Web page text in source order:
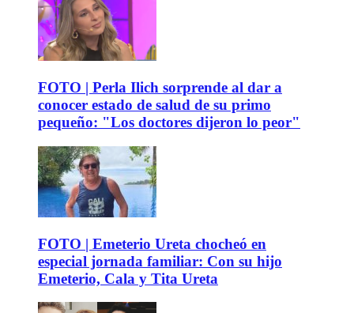
FOTO | Perla Ilich sorprende al dar a
conocer estado de salud de su primo
pequeño: "Los doctores dijeron lo peor"
FOTO | Emeterio Ureta chocheó en
especial jornada familiar: Con su hijo
Emeterio, Cala y Tita Ureta